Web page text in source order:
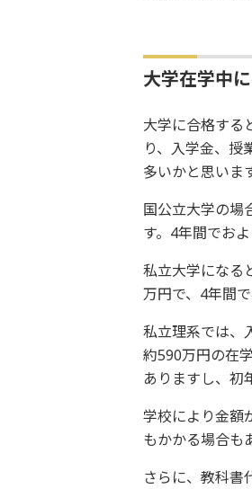
大学在学中
大学に合格する
り、入学金、授
多いかと思いま
国公立大学の場
す。4年間でお
私立大学になる
万円で、4年間
私立理系では、
約590万円の在
ありますし、初
学校により金額
もかかる場合も
さらに、教科書